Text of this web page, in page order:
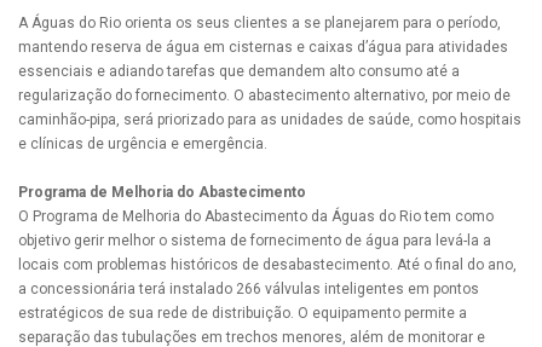
A Águas do Rio orienta os seus clientes a se planejarem para o período,
mantendo reserva de água em cisternas e caixas d’água para atividades
essenciais e adiando tarefas que demandem alto consumo até a
regularização do fornecimento. O abastecimento alternativo, por meio de
caminhão-pipa, será priorizado para as unidades de saúde, como hospitais
e clínicas de urgência e emergência.
Programa de Melhoria do Abastecimento
O Programa de Melhoria do Abastecimento da Águas do Rio tem como
objetivo gerir melhor o sistema de fornecimento de água para levá-la a
locais com problemas históricos de desabastecimento. Até o final do ano,
a concessionária terá instalado 266 válvulas inteligentes em pontos
estratégicos de sua rede de distribuição. O equipamento permite a
separação das tubulações em trechos menores, além de monitorar e